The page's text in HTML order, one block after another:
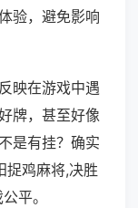
验，避免影响
映在游戏中遇
牌，甚至好像
是有挂？确实
捉鸡麻将,决胜
平。